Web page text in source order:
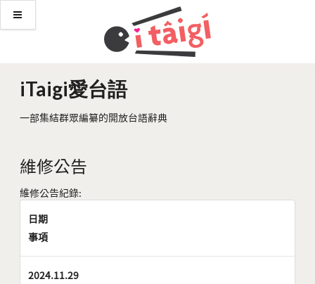
iTaigi愛台語
一部集結群眾編纂的開放台語辭典
維修公告
維修公告紀錄:
日期
事項
2024.11.29